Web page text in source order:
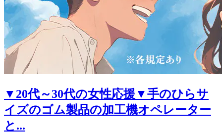
▼20代～30代の女性応援▼手のひらサ
イズのゴム製品の加工機オペレーター
と...